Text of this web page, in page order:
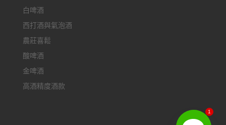
白啤酒
西打酒與氣泡酒
農莊喜鬆
酸啤酒
金啤酒
高酒精度酒款
1